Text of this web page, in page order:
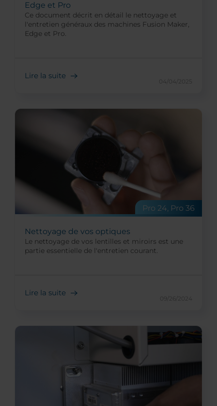
Edge et Pro
Ce document décrit en détail le nettoyage et
l'entretien généraux des machines Fusion Maker,
Edge et Pro.
Lire la suite
04/04/2025
Pro 24, Pro 36
Nettoyage de vos optiques
Le nettoyage de vos lentilles et miroirs est une
partie essentielle de l'entretien courant.
Lire la suite
09/26/2024